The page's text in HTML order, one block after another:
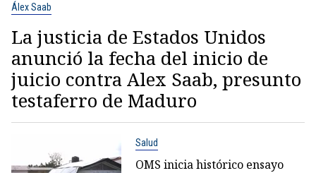
Álex Saab
La justicia de Estados Unidos
anunció la fecha del inicio de
juicio contra Alex Saab, presunto
testaferro de Maduro
Salud
OMS inicia histórico ensayo